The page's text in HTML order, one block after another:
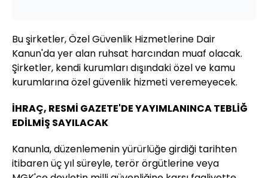
Bu şirketler, Özel Güvenlik Hizmetlerine Dair
Kanun'da yer alan ruhsat harcından muaf olacak.
Şirketler, kendi kurumları dışındaki özel ve kamu
kurumlarına özel güvenlik hizmeti veremeyecek.
İHRAÇ, RESMİ GAZETE'DE YAYIMLANINCA TEBLİĞ
EDİLMİŞ SAYILACAK
Kanunla, düzenlemenin yürürlüğe girdiği tarihten
itibaren üç yıl süreyle, terör örgütlerine veya